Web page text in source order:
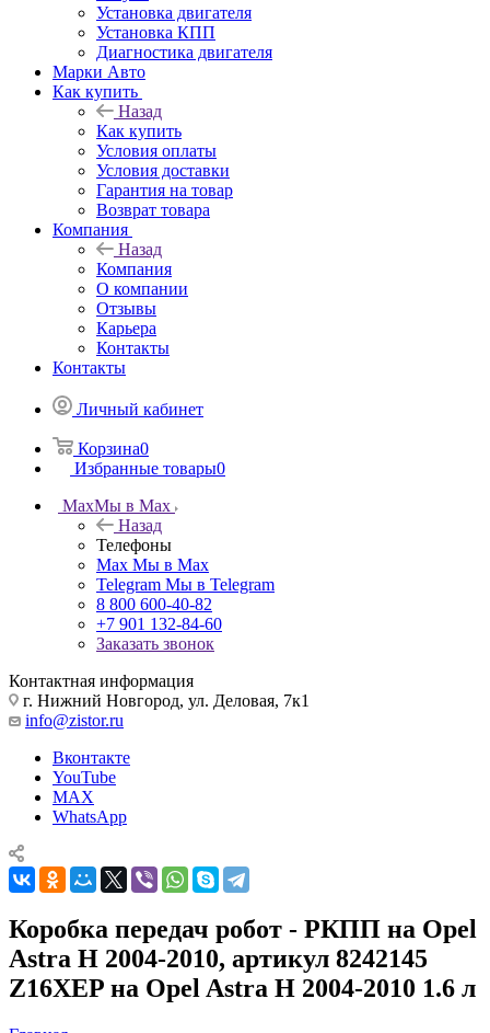
Установка двигателя
Установка КПП
Диагностика двигателя
Марки Авто
Как купить
Назад
Как купить
Условия оплаты
Условия доставки
Гарантия на товар
Возврат товара
Компания
Назад
Компания
О компании
Отзывы
Карьера
Контакты
Контакты
Личный кабинет
Корзина0
Избранные товары0
MaxМы в Max
Назад
Телефоны
Max Мы в Max
Telegram Мы в Telegram
8 800 600-40-82
+7 901 132-84-60
Заказать звонок
Контактная информация
г. Нижний Новгород, ул. Деловая, 7к1
info@zistor.ru
Вконтакте
YouTube
MAX
WhatsApp
Коробка передач робот - РКПП на Opel
Astra H 2004-2010, артикул 8242145
Z16XEP на Opel Astra H 2004-2010 1.6 л